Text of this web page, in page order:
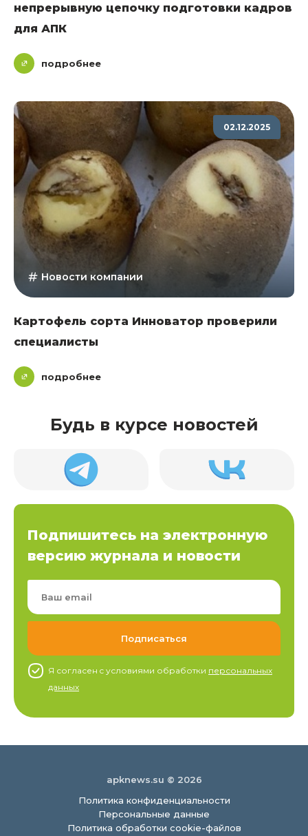
непрерывную цепочку подготовки кадров
для АПК
подробнее
02.12.2025
Новости компании
Картофель сорта Инноватор проверили
специалисты
подробнее
Будь в курсе новостей
Подпишитесь на электронную
версию журнала и новости
Я согласен c условиями обработки персональных
данных
apknews.su © 2026
Политика конфиденциальности
Персональные данные
Политика обработки cookie-файлов